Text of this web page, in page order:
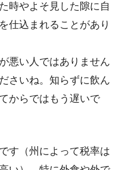
時やよそ見した隙に自
仕込まれることがあり
悪い人ではありません
さいね。知らずに飲ん
からではもう遅いで
す（州によって税率は